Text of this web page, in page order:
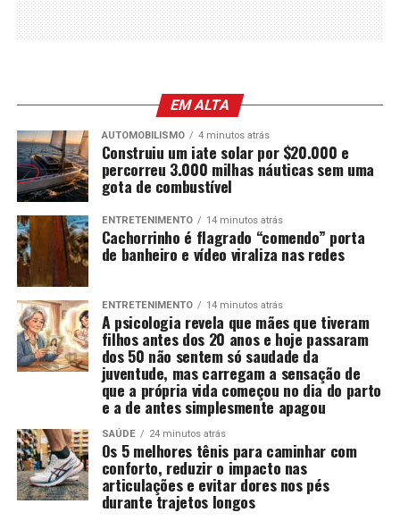
EM ALTA
AUTOMOBILISMO 4 minutos atrás
Construiu um iate solar por $20.000 e
percorreu 3.000 milhas náuticas sem uma
gota de combustível
ENTRETENIMENTO 14 minutos atrás
Cachorrinho é flagrado “comendo” porta
de banheiro e vídeo viraliza nas redes
ENTRETENIMENTO 14 minutos atrás
A psicologia revela que mães que tiveram
filhos antes dos 20 anos e hoje passaram
dos 50 não sentem só saudade da
juventude, mas carregam a sensação de
que a própria vida começou no dia do parto
e a de antes simplesmente apagou
SAÚDE 24 minutos atrás
Os 5 melhores tênis para caminhar com
conforto, reduzir o impacto nas
articulações e evitar dores nos pés
durante trajetos longos